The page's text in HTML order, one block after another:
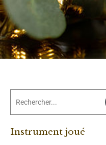
Instrument joué